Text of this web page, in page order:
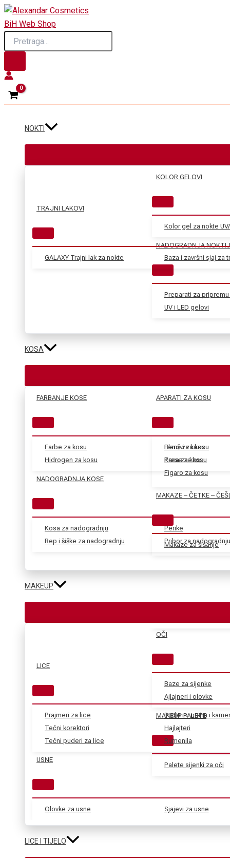
Skip
to
content
Products
search
NOKTI
TRAJNI LAKOVI
GALAXY Trajni lak za nokte Baza i završni sjaj za
KOLOR GELOVI
Kolor gel za nokte
NADOGRADNJA
Preparati za pripremu
UV i LED gelovi
KOSA
FARBANJE KOSE
Farbe za kosu
Hidrogen za kosu
Blanš za kosu
Kana za kosu
NADOGRADNJA KOSE
Kosa za nadogradnju
Rep i šiške za nadogradnju
Perike
Pribor za
APARATI ZA KOSU
Fenovi za kosu
Prese za kosu
Figaro za kosu
MAKAZE – ČETKE –
Makaze za šišanje
MAKEUP
LICE
Prajmeri za lice
Tečni korektori
Tečni puderi za lice
Puderi u prahu i
Hajlajteri
Rumenila
USNE
Olovke za usne Sjajevi za usne
OČI
Baze za sijenke
Ajlajneri i olovke
MAKEUP PALETE
Palete sijenki za oči
LICE I TIJELO